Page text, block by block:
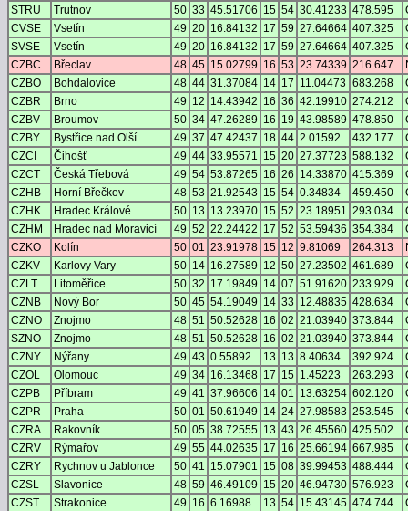
STRU
Trutnov 50 33 45.51706 15 54 30.41233 478.595
CVSE
Vsetín 49 20 16.84132 17 59 27.64664 407.325
SVSE
Vsetín 49 20 16.84132 17 59 27.64664 407.325
CZBC
Břeclav 48 45 15.02799 16 53 23.74339 216.647
CZBO
Bohdalovice 48 44 31.37084 14 17 11.04473 683.268
CZBR
Brno 49 12 14.43942 16 36 42.19910 274.212
CZBV
Broumov 50 34 47.26289 16 19 43.98589 478.850
CZBY
Bystřice nad Olší 49 37 47.42437 18 44 2.01592 432.177
CZCI
Čihošť 49 44 33.95571 15 20 27.37723 588.132
CZCT
Česká Třebová 49 54 53.87265 16 26 14.33870 415.369
CZHB
Horní Břečkov 48 53 21.92543 15 54 0.34834 459.450
CZHK
Hradec Králové 50 13 13.23970 15 52 23.18951 293.034
CZHM
Hradec nad Moravicí 49 52 22.24422 17 52 53.59436 354.384
CZKO
Kolín 50 01 23.91978 15 12 9.81069 264.313
CZKV
Karlovy Vary 50 14 16.27589 12 50 27.23502 461.689
CZLT
Litoměřice 50 32 17.19849 14 07 51.91620 233.929
CZNB
Nový Bor 50 45 54.19049 14 33 12.48835 428.634
CZNO
Znojmo 48 51 50.52628 16 02 21.03940 373.844
SZNO
Znojmo 48 51 50.52628 16 02 21.03940 373.844
CZNY
Nýřany 49 43 0.55892 13 13 8.40634 392.924
CZOL
Olomouc 49 34 16.13468 17 15 1.45223 263.293
CZPB
Příbram 49 41 37.96606 14 01 13.63254 602.120
CZPR
Praha 50 01 50.61949 14 24 27.98583 253.545
CZRA
Rakovník 50 05 38.72555 13 43 26.45560 425.502
CZRV
Rýmařov 49 55 44.02635 17 16 25.66194 667.985
CZRY
Rychnov u Jablonce 50 41 15.07901 15 08 39.99453 488.444
CZSL
Slavonice 48 59 46.49109 15 20 46.94730 576.923
CZST
Strakonice 49 16 6.16988 13 54 15.43145 474.744